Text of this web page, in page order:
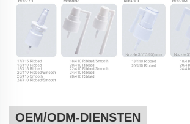
OEM/ODM-DIENSTEN